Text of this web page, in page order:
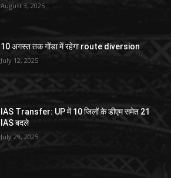
August 3, 2025
10 अगस्त तक गोंडा में रहेगा route diversion
July 12, 2025
IAS Transfer: UP में 10 जिलों के डीएम समेत 21
IAS बदले
July 29, 2025